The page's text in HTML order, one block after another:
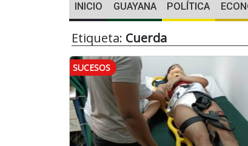
INICIO GUAYANA POLÍTICA
Etiqueta: Cuerda
SUCESOS